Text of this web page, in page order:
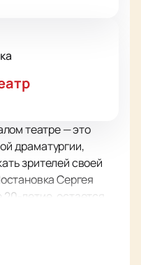
театре — это
драматургии,
зрителей своей
Сергея
летие, остается
и оригинальности.